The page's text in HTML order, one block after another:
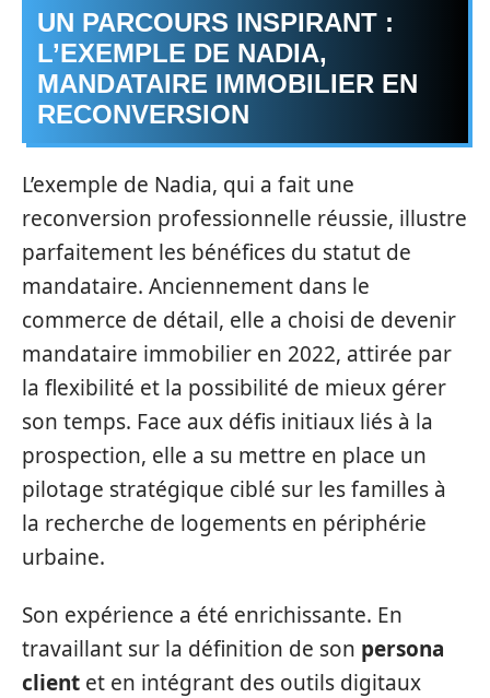
UN PARCOURS INSPIRANT :
L’EXEMPLE DE NADIA,
MANDATAIRE IMMOBILIER EN
RECONVERSION
L’exemple de Nadia, qui a fait une
reconversion professionnelle réussie, illustre
parfaitement les bénéfices du statut de
mandataire. Anciennement dans le
commerce de détail, elle a choisi de devenir
mandataire immobilier en 2022, attirée par
la flexibilité et la possibilité de mieux gérer
son temps. Face aux défis initiaux liés à la
prospection, elle a su mettre en place un
pilotage stratégique ciblé sur les familles à
la recherche de logements en périphérie
urbaine.
Son expérience a été enrichissante. En
travaillant sur la définition de son persona
client et en intégrant des outils digitaux